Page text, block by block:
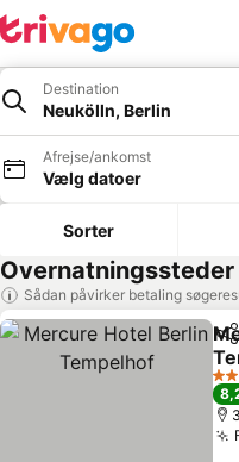
Destination
Neukölln, Berlin
Afrejse/ankomst
Vælg datoer
Sorter
Sådan påvirker betaling
Del
4